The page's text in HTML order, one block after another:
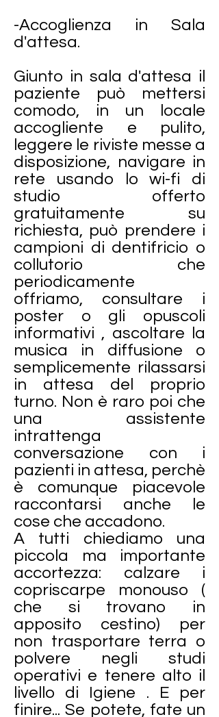
-Accoglienza in Sala
d'attesa.
Giunto in sala d'attesa il
paziente può mettersi
comodo, in un locale
accogliente e pulito,
leggere le riviste messe a
disposizione, navigare in
rete usando lo wi-fi di
studio offerto
gratuitamente su
richiesta, può prendere i
campioni di dentifricio o
collutorio che
periodicamente
offriamo, consultare i
poster o gli opuscoli
informativi , ascoltare la
musica in diffusione o
semplicemente rilassarsi
in attesa del proprio
turno. Non è raro poi che
una assistente
intrattenga
conversazione con i
pazienti in attesa, perchè
è comunque piacevole
raccontarsi anche le
cose che accadono.
A tutti chiediamo una
piccola ma importante
accortezza: calzare i
copriscarpe monouso (
che si trovano in
apposito cestino) per
non trasportare terra o
polvere negli studi
operativi e tenere alto il
livello di Igiene . E per
finire... Se potete, fate un